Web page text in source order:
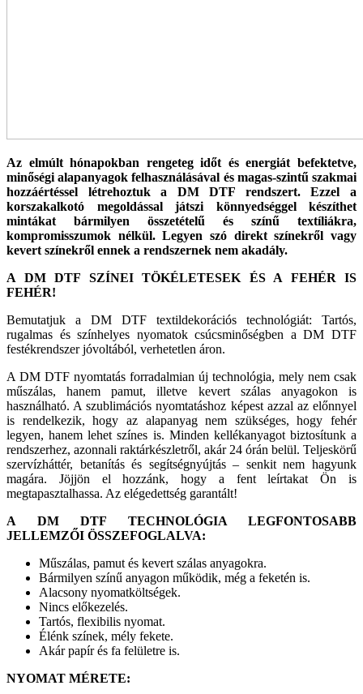
Az elmúlt hónapokban rengeteg időt és energiát befektetve,
minőségi alapanyagok felhasználásával és magas-szintű szakmai
hozzáértéssel létrehoztuk a DM DTF rendszert. Ezzel a
korszakalkotó megoldással játszi könnyedséggel készíthet
mintákat bármilyen összetételű és színű textíliákra,
kompromisszumok nélkül. Legyen szó direkt színekről vagy
kevert színekről ennek a rendszernek nem akadály.
A DM DTF SZÍNEI TÖKÉLETESEK ÉS A FEHÉR IS
FEHÉR!
Bemutatjuk a DM DTF textildekorációs technológiát: Tartós,
rugalmas és színhelyes nyomatok csúcsminő­ségben a DM DTF
festékrendszer jóvoltából, verhetet­len áron.
A DM DTF nyomtatás forradalmian új technológia, mely nem csak
műszálas, hanem pamut, illetve ke­vert szálas anyagokon is
használható. A szublimációs nyomtatáshoz képest azzal az előnnyel
is rendelkezik, hogy az alapanyag nem szükséges, hogy fehér
legyen, hanem lehet színes is. Minden kellékanyagot bizto­sítunk a
rendszerhez, azonnali raktárkészletről, akár 24 órán belül. Teljeskörű
szervízháttér, betanítás és segítségnyújtás – senkit nem hagyunk
magára. Jöjjön el hozzánk, hogy a fent leírtakat Ön is
megtapasztalhassa. Az elégedettség garantált!
A DM DTF TECHNOLÓGIA LEGFONTOSABB
JELLEMZŐI ÖSSZEFOGLALVA:
Műszálas, pamut és kevert szálas anyagokra.
Bármilyen színű anyagon működik, még a feketén is.
Alacsony nyomatköltségek.
Nincs előkezelés.
Tartós, flexibilis nyomat.
Élénk színek, mély fekete.
Akár papír és fa felületre is.
NYOMAT MÉRETE: